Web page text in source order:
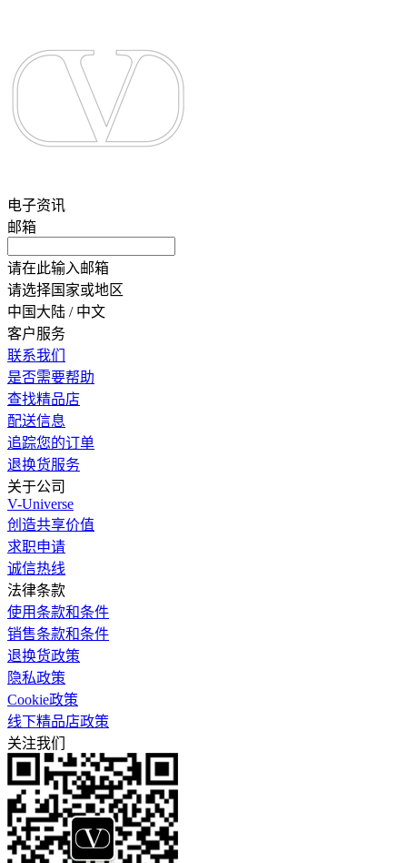
电子资讯
邮箱
请在此输入邮箱
请选择国家或地区
中国大陆 / 中文
客户服务
联系我们
是否需要帮助
查找精品店
配送信息
追踪您的订单
退换货服务
关于公司
V-Universe
创造共享价值
求职申请
诚信热线
法律条款
使用条款和条件
销售条款和条件
退换货政策
隐私政策
Cookie政策
线下精品店政策
关注我们